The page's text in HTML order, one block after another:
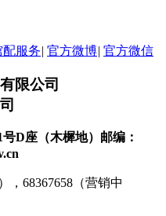
配服务| 官方微博| 官方微信
限公司
D座（木樨地） 邮编：
，68367658（营销中